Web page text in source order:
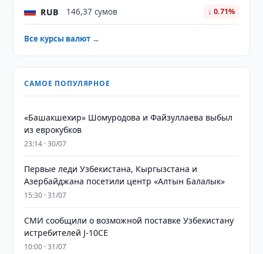
RUB 146,37 сумов ↓ 0.71%
Все курсы валют →
САМОЕ ПОПУЛЯРНОЕ
«Башакшехир» Шомуродова и Файзуллаева выбыл
из еврокубков
23:14 · 30/07
Первые леди Узбекистана, Кыргызстана и
Азербайджана посетили центр «Алтын Балалык»
15:30 · 31/07
СМИ сообщили о возможной поставке Узбекистану
истребителей J-10CE
10:00 · 31/07